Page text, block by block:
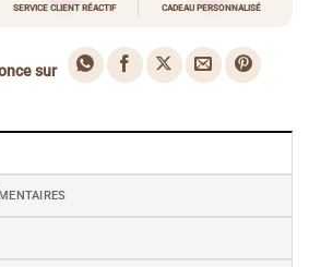
SERVICE CLIENT RÉACTIF CADEAU PERSONNALISÉ
sur